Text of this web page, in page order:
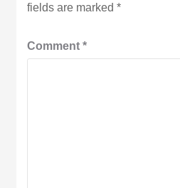
fields are marked*
Comment*